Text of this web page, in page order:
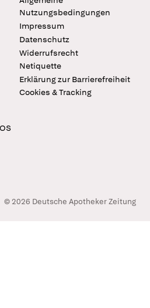
Nutzungsbedingungen
Impressum
Datenschutz
Widerrufsrecht
Netiquette
Erklärung zur Barrierefreiheit
Cookies & Tracking
© 2026 Deutsche Apotheker Zeitung